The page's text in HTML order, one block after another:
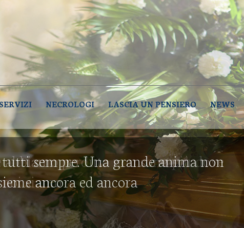
FUNEBRI DE PALMA –
NECROLOGI LASCIA UN PENSIERO NEWS
sempre. Una grande anima non
ancora ed ancora